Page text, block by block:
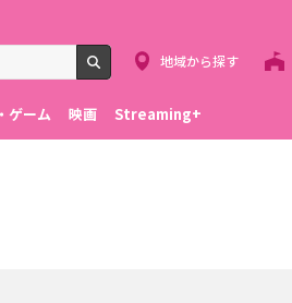
検索
地域から探す
ゲーム 映画 Streaming+